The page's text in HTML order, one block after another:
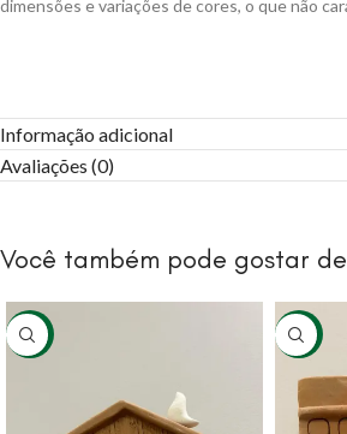
dimensões e variações de cores, o que não
Informação adicional
Avaliações (0)
Você também pode gostar
-11% -11%